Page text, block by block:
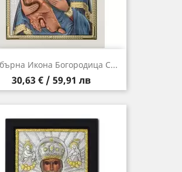
Икона Богородица С...
Цена
30,63 € / 59,91 лв